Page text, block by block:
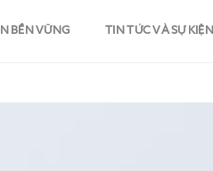
BỀN VỮNG TIN TỨC VÀ SỰ KIỆN